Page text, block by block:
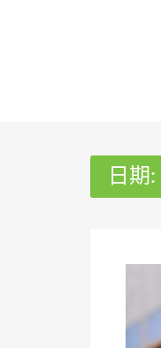
日期: